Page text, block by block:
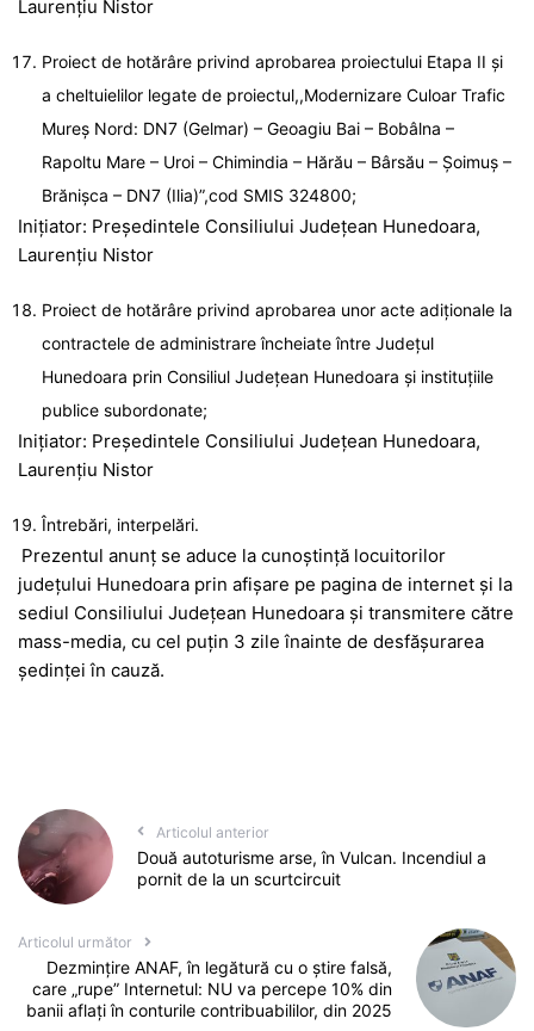
Laurențiu Nistor
Proiect de hotărâre privind aprobarea proiectului Etapa II și
a cheltuielilor legate de proiectul,,Modernizare Culoar Trafic
Mureș Nord: DN7 (Gelmar) – Geoagiu Bai – Bobâlna –
Rapoltu Mare – Uroi – Chimindia – Hărău – Bârsău – Șoimuș –
Brănișca – DN7 (Ilia)”,cod SMIS 324800;
Inițiator: Președintele Consiliului Județean Hunedoara,
Laurențiu Nistor
Proiect de hotărâre privind aprobarea unor acte adiționale la
contractele de administrare încheiate între Județul
Hunedoara prin Consiliul Județean Hunedoara și instituțiile
publice subordonate;
Inițiator: Președintele Consiliului Județean Hunedoara,
Laurențiu Nistor
Întrebări, interpelări.
Prezentul anunț se aduce la cunoştinţă locuitorilor
județului Hunedoara prin afişare pe pagina de internet și la
sediul Consiliului Județean Hunedoara şi transmitere către
mass-media, cu cel puţin 3 zile înainte de desfăşurarea
ședinței în cauză.
Articolul anterior
Două autoturisme arse, în Vulcan. Incendiul a
pornit de la un scurtcircuit
Articolul următor
Dezmințire ANAF, în legătură cu o știre falsă,
care „rupe” Internetul: NU va percepe 10% din
banii aflați în conturile contribuabililor, din 2025